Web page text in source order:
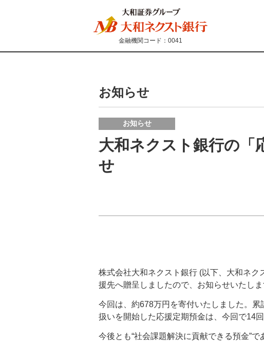
金融機関コード：0041
お知らせ
お知らせ
大和ネクスト銀行の「
せ
株式会社大和ネクスト銀行 (以下、大和ネ
援先へ贈呈しましたので、お知らせいたしま
今回は、約678万円を寄付いたしました。
扱いを開始した応援定期預金は、今回で14
今後とも“社会課題解決に貢献できる預金”